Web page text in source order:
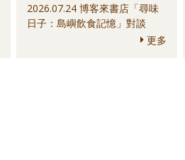
2026.07.24 博客來書店「尋味
日子：島嶼飲食記憶」對談
更多